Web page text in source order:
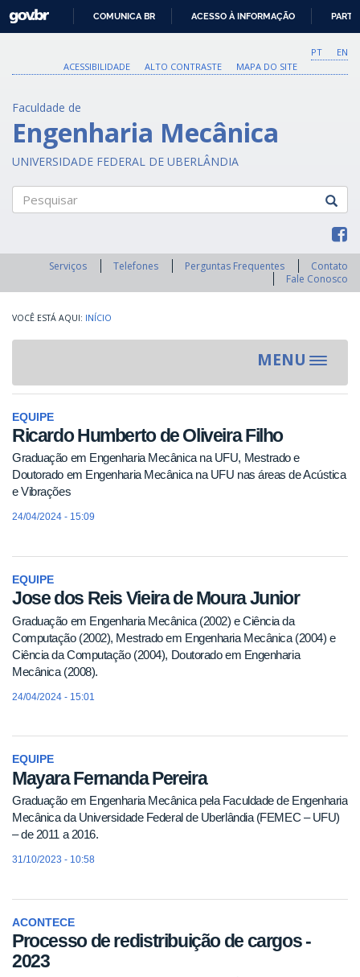
O
CONTEÚDO
GOVBR
COMUNICA BR ACESSO À INFORMAÇÃO
PT
EN
ACESSIBILIDADE
ALTO CONTRASTE MAPA DO SITE
Faculdade de
Engenharia Mecânica
UNIVERSIDADE FEDERAL DE UBERLÂNDIA
Serviços Telefones Perguntas Frequentes
Contato
Fale Conosco
INÍCIO
MENU
Toggle
EQUIPE
Ricardo Humberto de Oliveira Filho
Graduação em Engenharia Mecânica na UFU, Mestrado e
Doutorado em Engenharia Mecânica na UFU nas áreas de Acústica
e Vibrações
24/04/2024 - 15:09
EQUIPE
Jose dos Reis Vieira de Moura Junior
Graduação em Engenharia Mecânica (2002) e Ciência da
Computação (2002), Mestrado em Engenharia Mecânica (2004) e
Ciência da Computação (2004), Doutorado em Engenharia
Mecânica (2008).
24/04/2024 - 15:01
EQUIPE
Mayara Fernanda Pereira
Graduação em Engenharia Mecânica pela Faculdade de Engenharia
Mecânica da Universidade Federal de Uberlândia (FEMEC – UFU)
– de 2011 a 2016.
31/10/2023 - 10:58
ACONTECE
Processo de redistribuição de cargos -
2023